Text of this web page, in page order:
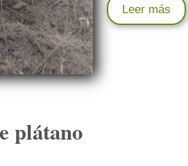
Leer más
plátano